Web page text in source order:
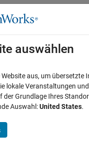
für Off-
World
Reload virtual world from
reload will be removed in
see
auswählen
Website aus, um übersetzte
lokale Veranstaltungen
der Grundlage Ihres
Auswahl:United States.